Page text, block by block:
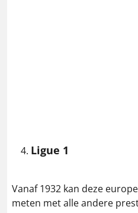
Ligue 1
Vanaf 1932 kan deze
meten met alle andere